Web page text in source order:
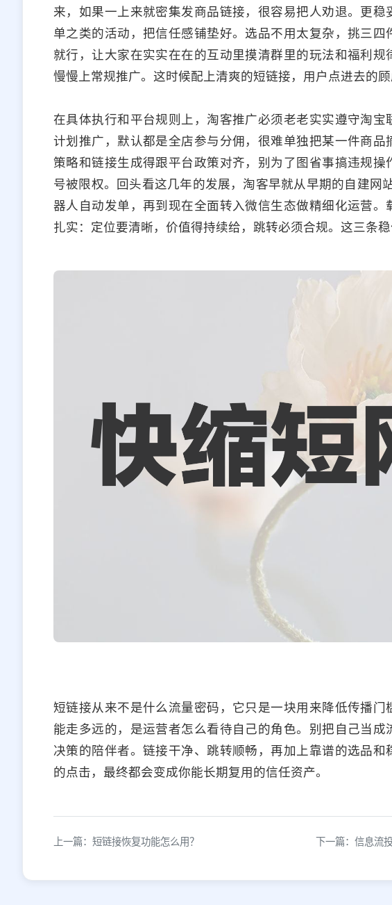
来，如果一上来就密集发商品链接，很容易把人劝退。更
单之类的活动，把信任感铺垫好。选品不用太复杂，挑三
就行，让大家在实实在在的互动里摸清群里的玩法和福利
慢慢上常规推广。这时候配上清爽的短链接，用户点进去的
在具体执行和平台规则上，淘客推广必须老老实实遵守淘
计划推广，默认都是全店参与分佣，很难单独把某一件商
策略和链接生成得跟平台政策对齐，别为了图省事搞违规
号被限权。回头看这几年的发展，淘客早就从早期的自建网
器人自动发单，再到现在全面转入微信生态做精细化运营。
扎实：定位要清晰，价值得持续给，跳转必须合规。这三条稳
短链接从来不是什么流量密码，它只是一块用来降低传播
能走多远的，是运营者怎么看待自己的角色。别把自己当
决策的陪伴者。链接干净、跳转顺畅，再加上靠谱的选品
的点击，最终都会变成你能长期复用的信任资产。
上一篇：短链接恢复功能怎么用？ 下一篇：信息流